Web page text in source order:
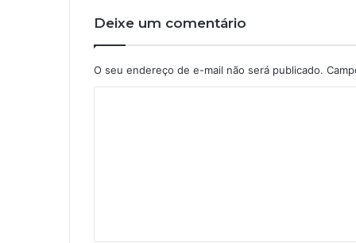
Deixe um comentário
O seu endereço de e-mail não será publicado.